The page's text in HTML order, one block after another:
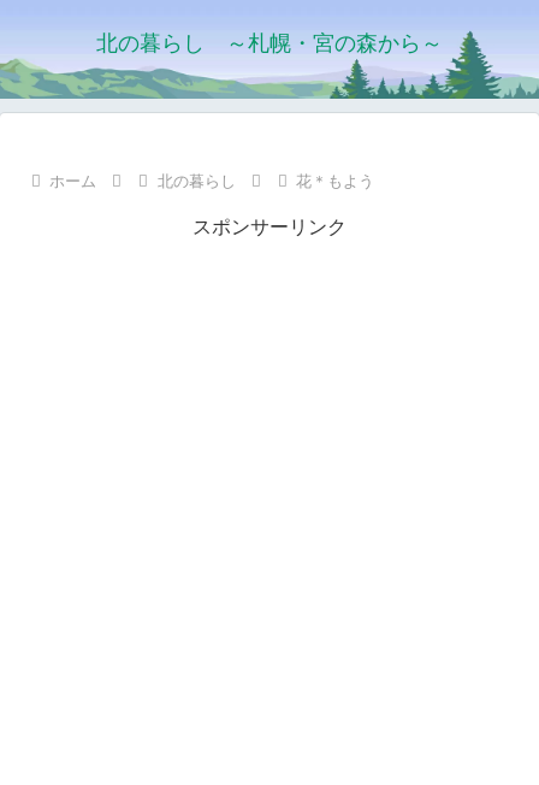
北の暮らし ～札幌・宮の森から～
ホーム 北の暮らし 花＊もよう
スポンサーリンク